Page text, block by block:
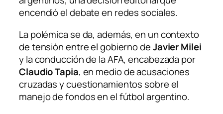
encendió el debate en redes sociales.
La polémica se da, además, en un contexto
de tensión entre el gobierno deJavier Milei
y la conducción de la AFA, encabezada por
Claudio Tapia, en medio de acusaciones
cruzadas y cuestionamientos sobre el
manejo de fondos en el fútbol argentino.